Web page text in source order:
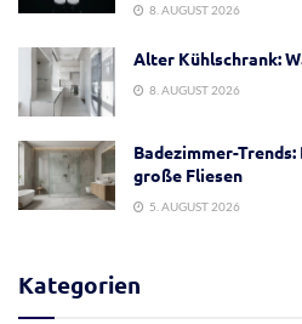
8. AUGUST 2026
Alter Kühlschrank:
8. AUGUST 2026
Badezimmer-
große Fliesen
5. AUGUST 2026
Kategorien